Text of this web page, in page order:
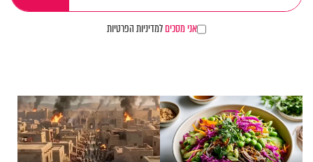
אני מסכיםלמדיניות הפרטיות